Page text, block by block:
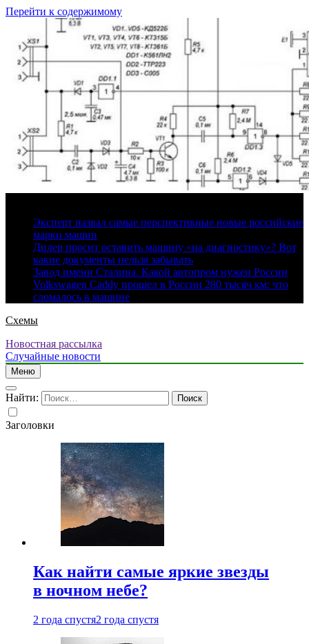
Перейти к содержимому
Эксперт назвал самые перспективные новые российские
марки машин
Дилер просит оставить машину «на диагностику»? Вот
какие документы нельзя забывать
Завод имени Сталина. Какой автопром нужен России
Volkswagen Caddy прошел в России 280 тысяч км: что
сломалось в машине
Схемы
Новостная рассылка
Случайные новости
Меню
Найти:
Заголовки
Как найти самые яркие звезды
в ночном небе?
2 года спустя2 года спустя